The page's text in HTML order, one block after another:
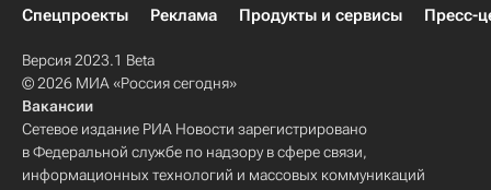
Спецпроекты
Реклама Продукты и сервисы Пресс-
Версия 2023.1 Beta
© 2026 МИА «Россия сегодня»
Вакансии
Сетевое издание РИА Новости зарегистрировано
в Федеральной службе по надзору в сфере связи,
информационных технологий и массовых коммуникаций